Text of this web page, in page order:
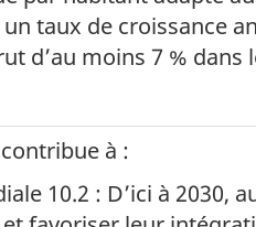
taux de croissance
d’au moins 7 % dans
à :
10.2 : D’ici à 2030,